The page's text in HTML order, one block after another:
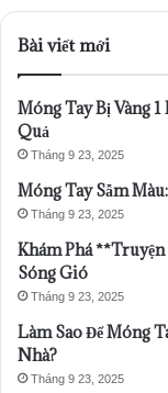
Bài viết mới
Móng Tay Bị Vàng
Quả
Tháng 9 23, 2025
Móng Tay Sẫm
Tháng 9 23, 2025
Khám Phá
Sóng Gió
Tháng 9 23, 2025
Làm Sao Để Móng
Nhà?
Tháng 9 23, 2025